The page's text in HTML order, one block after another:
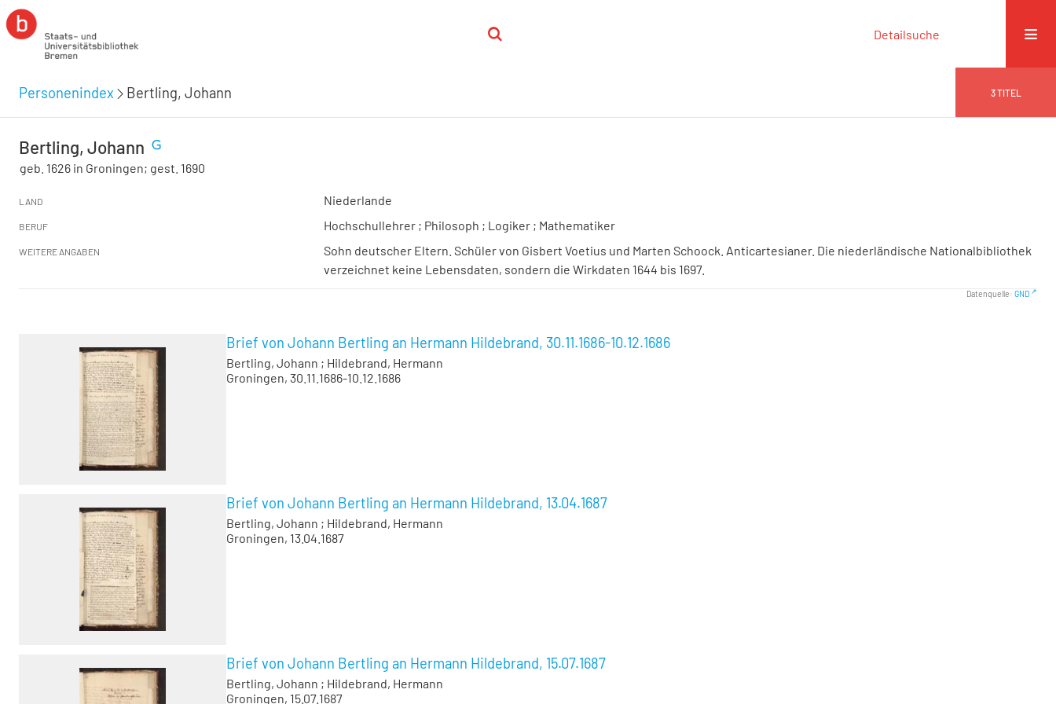
Detailsuche
Personenindex Bertling, Johann 3TITEL
Bertling, Johann
geb. 1626 in Groningen; gest. 1690
LAND Niederlande
BERUF Hochschullehrer ; Philosoph ; Logiker ; Mathematiker
WEITERE ANGABEN
Sohn deutscher Eltern. Schüler von Gisbert Voetius und Marten Schoock. Anticartesianer. Die niederländische Nationalbibliothek
verzeichnet keine Lebensdaten, sondern die Wirkdaten 1644 bis 1697.
Datenquelle: GND
Brief von Johann Bertling an Hermann Hildebrand, 30.11.1686-10.12.1686
Bertling, Johann ; Hildebrand, Hermann
Groningen, 30.11.1686-10.12.1686
Brief von Johann Bertling an Hermann Hildebrand, 13.04.1687
Bertling, Johann ; Hildebrand, Hermann
Groningen, 13.04.1687
Brief von Johann Bertling an Hermann Hildebrand, 15.07.1687
Bertling, Johann ; Hildebrand, Hermann
Groningen, 15.07.1687